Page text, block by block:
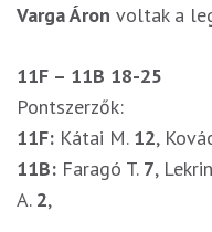
Varga Áron voltak a
11F – 11B 18-25
Pontszerzők:
11F: Kátai M. 12,
11B: Faragó T. 7,
A. 2,